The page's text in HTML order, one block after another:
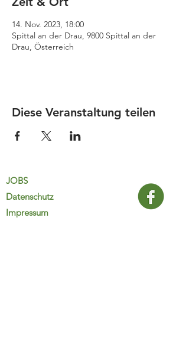
14. Nov. 2023, 18:00
Spittal an der Drau, 9800 Spittal an der
Drau, Österreich
Diese Veranstaltung teilen
JOBS
Datenschutz
Impressum